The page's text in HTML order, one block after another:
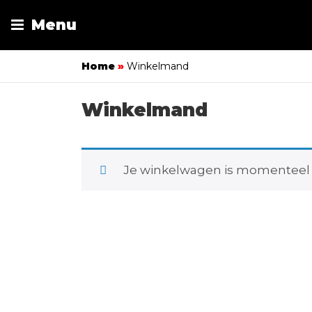
Menu
Home » Winkelmand
Winkelmand
Je winkelwagen is momenteel